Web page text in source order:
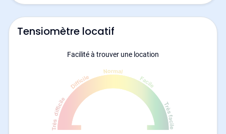
Tensiomètre locatif
Facilité à trouver une location